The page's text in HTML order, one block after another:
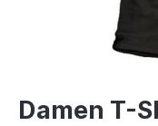
Damen T-